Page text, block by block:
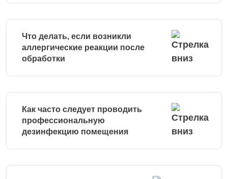
Что делать, если возникли
аллергические реакции после
обработки
Как часто следует проводить
профессиональную
дезинфекцию помещения